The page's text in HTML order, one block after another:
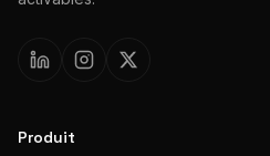
Produit